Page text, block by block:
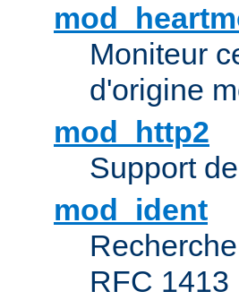
Moniteur
d'origine
mod_http2
Support
mod_ident
RFC 1413